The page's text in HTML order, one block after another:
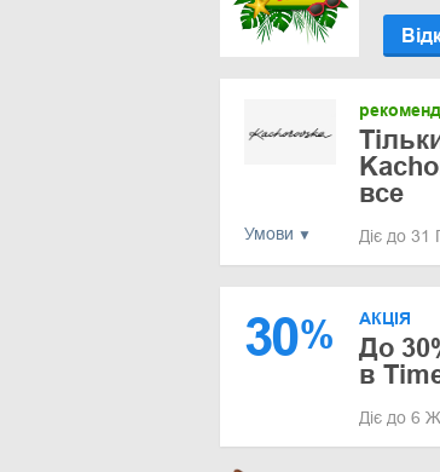
Умови
все
Діє до 31
30% АКЦІЯ
До
в
Діє до 6